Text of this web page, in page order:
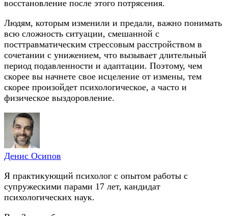
восстановление после этого потрясения.
Людям, которым изменили и предали, важно понимать
всю сложность ситуации, смешанной с
посттравматическим стрессовым расстройством в
сочетании с унижением, что вызывает длительный
период подавленности и адаптации. Поэтому, чем
скорее вы начнете свое исцеление от измены, тем
скорее произойдет психологическое, а часто и
физическое выздоровление.
Денис Осипов
Я практикующий психолог с опытом работы с
супружескими парами 17 лет, кандидат
психологических наук.